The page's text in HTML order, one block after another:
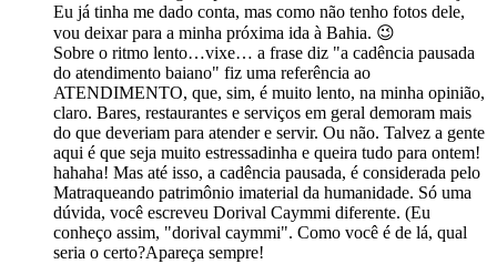
Eu já tinha me dado conta, mas como não tenho fotos dele,
vou deixar para a minha próxima ida à Bahia. 😉
Sobre o ritmo lento…vixe… a frase diz "a cadência pausada
do atendimento baiano" fiz uma referência ao
ATENDIMENTO, que, sim, é muito lento, na minha opinião,
claro. Bares, restaurantes e serviços em geral demoram mais
do que deveriam para atender e servir. Ou não. Talvez a gente
aqui é que seja muito estressadinha e queira tudo para ontem!
hahaha! Mas até isso, a cadência pausada, é considerada pelo
Matraqueando patrimônio imaterial da humanidade. Só uma
dúvida, você escreveu Dorival Caymmi diferente. (Eu
conheço assim, "dorival caymmi". Como você é de lá, qual
seria o certo?Apareça sempre!